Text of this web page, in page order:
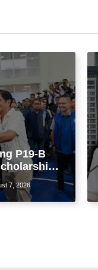
P19-B
TESDA
7, 2026